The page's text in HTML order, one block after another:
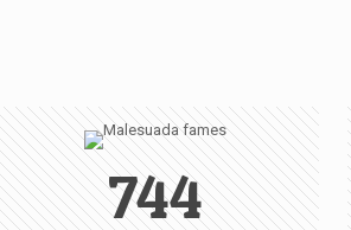
744